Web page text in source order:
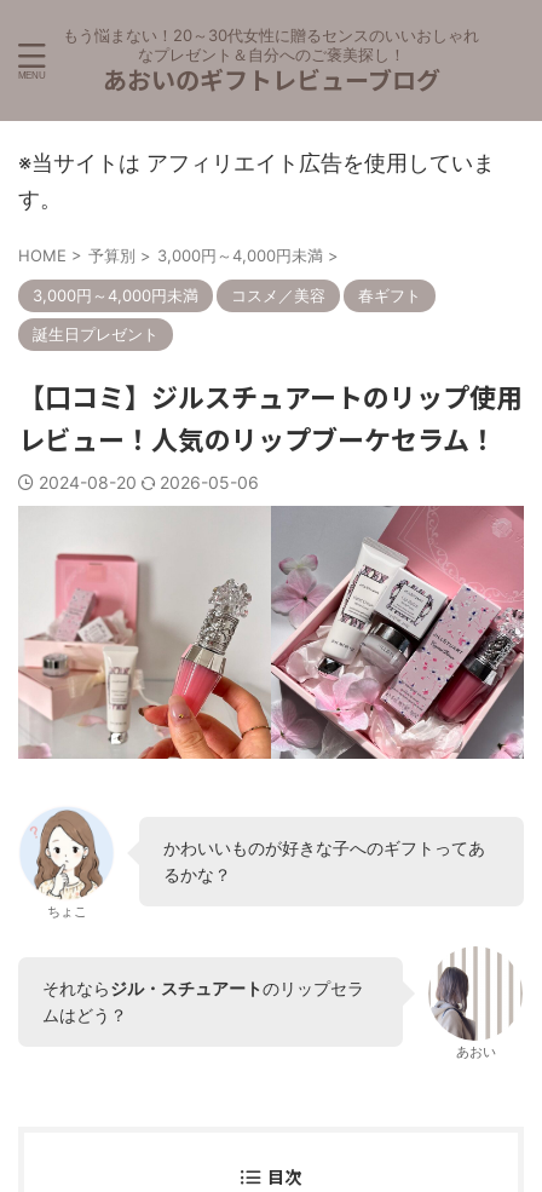
もう悩まない！20～30代女性に贈るセンスのいいおしゃれ
なプレゼント＆自分へのご褒美探し！
あおいのギフトレビューブログ
※当サイトは アフィリエイト広告を使用していま
す。
HOME > 予算別 > 3,000円～4,000円未満 >
3,000円～4,000円未満 コスメ／美容
春ギフト
誕生日プレゼント
【口コミ】ジルスチュアートのリップ使用
レビュー！人気のリップブーケセラム！
2024-08-20 2026-05-06
ちょこ
かわいいものが好きな子へのギフトってあ
るかな？
それならジル・スチュアートのリップセラ
ムはどう？
あおい
目次